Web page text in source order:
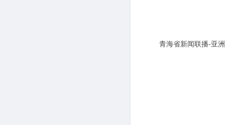
青海省新闻联播-亚